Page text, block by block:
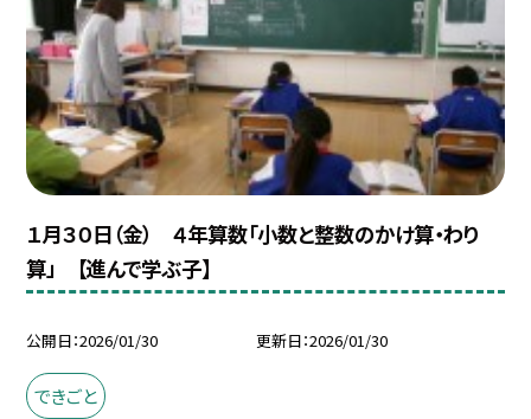
１月３０日（金） ４年算数「小数と整数のかけ算・わり
算」 【進んで学ぶ子】
公開日 2026/01/30 更新日 2026/01/30
できごと